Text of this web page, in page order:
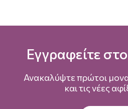
Εγγραφείτε
Ανακαλύψτε πρώτοι
και τις νέες